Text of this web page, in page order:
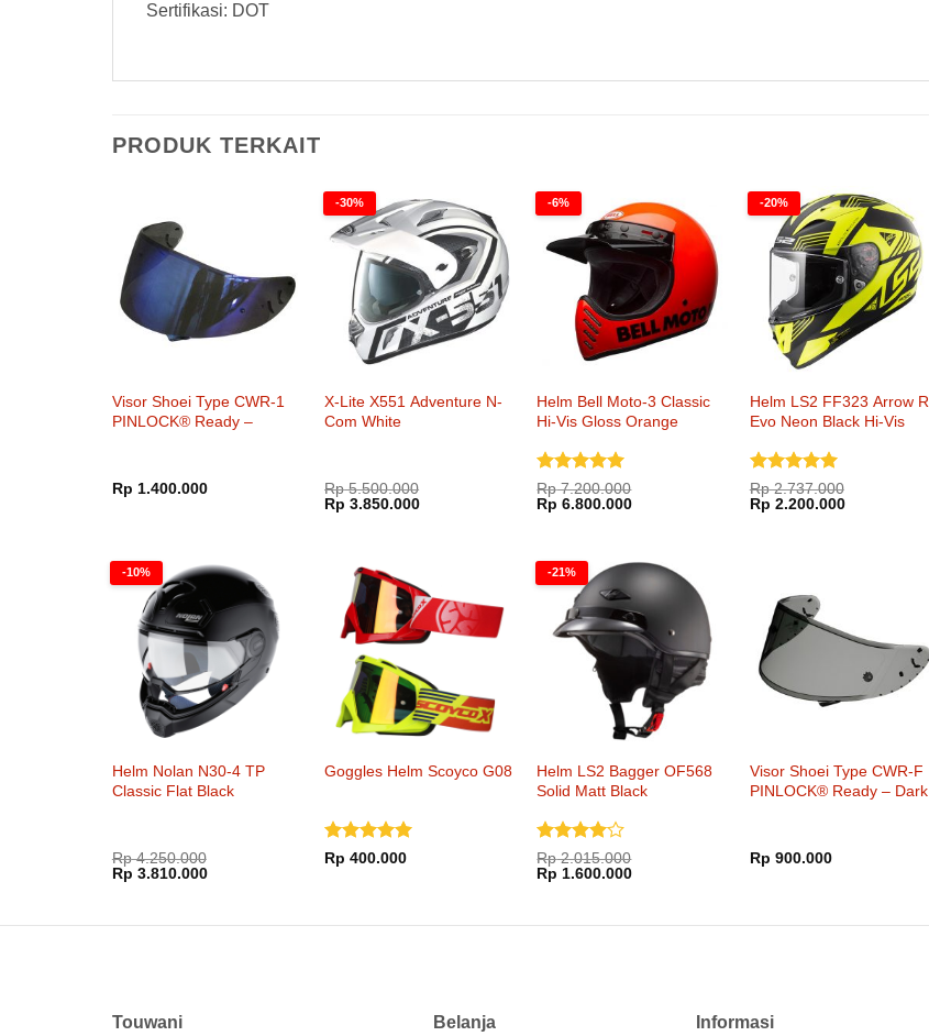
Sertifikasi: DOT
PRODUK TERKAIT
Visor Shoei Type CWR-1
PINLOCK® Ready –
Rp 1.400.000
-30%
X-Lite X551 Adventure N-
Com White
Rp5.500.000
Harga
aslinya
Rp 3.850.000Harga
-6%
Helm Bell Moto-3 Classic
Hi-Vis Gloss Orange
Dinilai5
dari 5
Rp7.200.000
Harga
aslinya
Rp 6.800.000Harga
Rp 6.800.000.
-20%
Helm LS2 FF323 Arrow R
Evo Neon Black Hi-Vis
Dinilai5
dari 5
Rp2.737.000
Harga
aslinya
Rp 2.200.000Harga
-10%
Helm Nolan N30-4 TP
Classic Flat Black
Rp4.250.000
Harga
aslinya
Rp 3.810.000Harga
Goggles Helm Scoyco G08
Dinilai5
Rp 400.000
-21%
Helm LS2 Bagger OF568
Solid Matt Black
Dinilai4
dari 5
Rp2.015.000
Harga
aslinya
Rp 1.600.000Harga
Visor Shoei Type CWR-F
PINLOCK® Ready – Dark
Rp 900.000
Touwani Belanja Informasi